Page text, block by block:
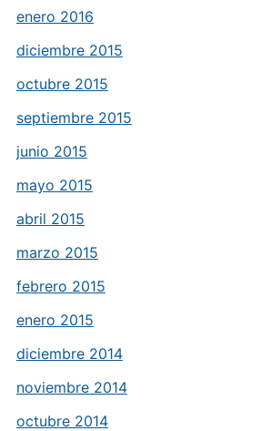
enero 2016
diciembre 2015
octubre 2015
septiembre 2015
junio 2015
mayo 2015
abril 2015
marzo 2015
febrero 2015
enero 2015
diciembre 2014
noviembre 2014
octubre 2014